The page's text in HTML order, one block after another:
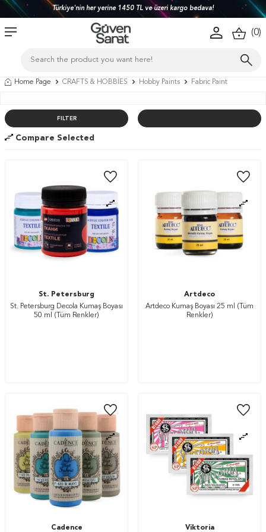
Türkiye'nin her yerine 1450 TL ve üzeri kargo bedava!
(0)
Home Page CRAFTS & HOBBİES Hobby Paints Fabric Paint
FILTER
Compare Selected
St. Petersburg
St. Petersburg Decola Kumaş Boyası
50 ml (Tüm Renkler)
Artdeco
Artdeco Kumaş Boyası 25 ml (Tüm
Renkler)
Cadence
Viktoria